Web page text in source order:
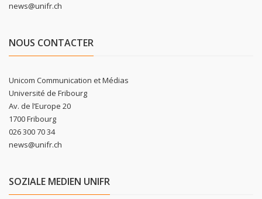
news@unifr.ch
NOUS CONTACTER
Unicom Communication et Médias
Université de Fribourg
Av. de l’Europe 20
1700 Fribourg
026 300 70 34
news@unifr.ch
SOZIALE MEDIEN UNIFR